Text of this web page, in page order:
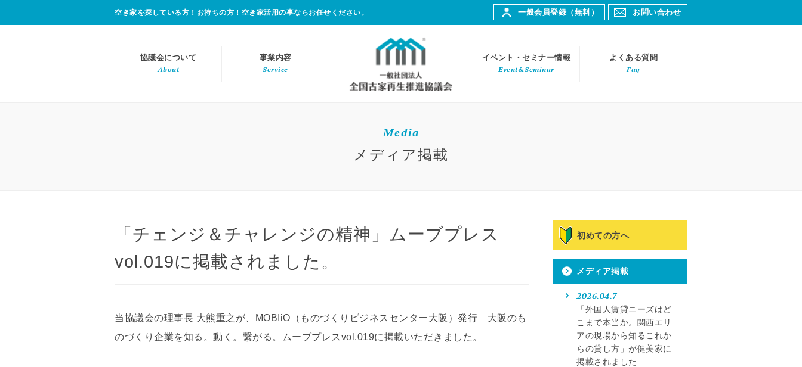
空き家を探している方！お持ちの方！空き家活用の事ならお任せください。 一般会員登録（無料） お問い合わせ
協議会について
About
事業内容
Service
イベント・セミナー情報
Event&Seminar
よくある質問
Faq
Media
メディア掲載
「チェンジ＆チャレンジの精神」ムーブプレス
vol.019に掲載されました。
当協議会の理事長 大熊重之が、MOBIiO（ものづくりビジネスセンター大阪）発行 大阪のも
のづくり企業を知る。動く。繋がる。ムーブプレスvol.019に掲載いただきました。
初めての方へ
メディア掲載
2026.04.7
「外国人賃貸ニーズはど
こまで本当か。関西エリ
アの現場から知るこれか
らの貸し方」が健美家に
掲載されました